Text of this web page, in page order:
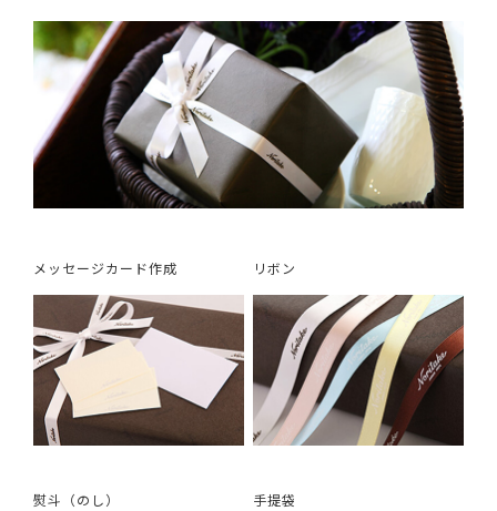
メッセージカード作成 リボン
熨斗（のし） 手提袋